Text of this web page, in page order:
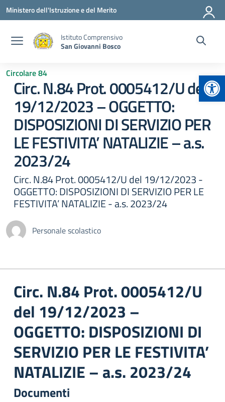
Vai ai contenuti
Vai al menu di navigazione
Vai al footer
Ministero dell'Istruzione e del Merito
Istituto Comprensivo
San Giovanni Bosco
Circolare 84
Circ. N.84 Prot. 0005412/U del
19/12/2023 – OGGETTO:
DISPOSIZIONI DI SERVIZIO PER
LE FESTIVITA’ NATALIZIE – a.s.
2023/24
Circ. N.84 Prot. 0005412/U del 19/12/2023 -
OGGETTO: DISPOSIZIONI DI SERVIZIO PER LE
FESTIVITA’ NATALIZIE - a.s. 2023/24
Personale scolastico
Circ. N.84 Prot. 0005412/U
del 19/12/2023 –
OGGETTO: DISPOSIZIONI DI
SERVIZIO PER LE FESTIVITA’
NATALIZIE – a.s. 2023/24
Documenti